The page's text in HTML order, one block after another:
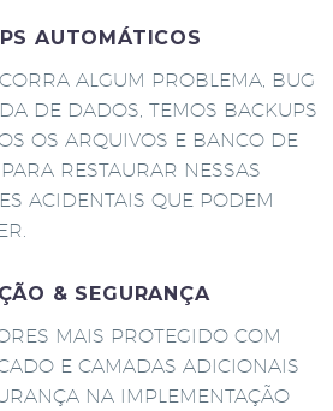
AUTOMÁTICOS
ALGUM PROBLEMA, BUG
DE DADOS, TEMOS BACKUPS
OS ARQUIVOS E BANCO DE
RESTAURAR NESSAS
ACIDENTAIS QUE PODEM
& SEGURANÇA
MAIS PROTEGIDO COM
E CAMADAS ADICIONAIS
NA IMPLEMENTAÇÃO